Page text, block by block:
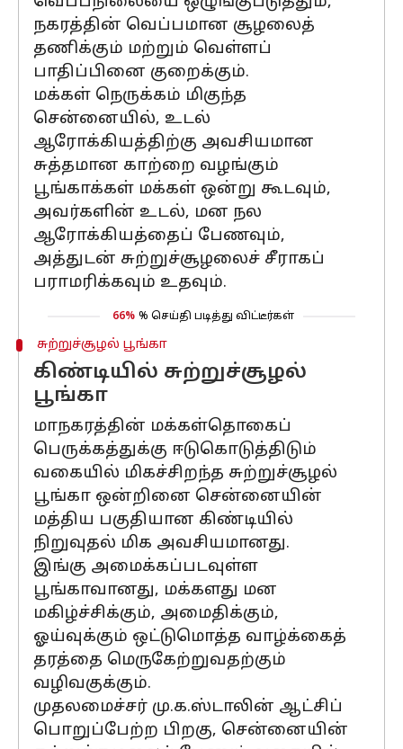
நகரத்தின் வெப்பமான சூழலைத்
தணிக்கும் மற்றும் வெள்ளப்
பாதிப்பினை குறைக்கும்.
மக்கள் நெருக்கம் மிகுந்த
சென்னையில், உடல்
ஆரோக்கியத்திற்கு அவசியமான
சுத்தமான காற்றை வழங்கும்
பூங்காக்கள் மக்கள் ஒன்று கூடவும்,
அவர்களின் உடல், மன நல
ஆரோக்கியத்தைப் பேணவும்,
அத்துடன் சுற்றுச்சூழலைச் சீராகப்
பராமரிக்கவும் உதவும்.
66% % செய்தி படித்து விட்டீர்கள்
சுற்றுச்சூழல் பூங்கா
கிண்டியில் சுற்றுச்சூழல்
பூங்கா
மாநகரத்தின் மக்கள்தொகைப்
பெருக்கத்துக்கு ஈடுகொடுத்திடும்
வகையில் மிகச்சிறந்த சுற்றுச்சூழல்
பூங்கா ஒன்றினை சென்னையின்
மத்திய பகுதியான கிண்டியில்
நிறுவுதல் மிக அவசியமானது.
இங்கு அமைக்கப்படவுள்ள
பூங்காவானது, மக்களது மன
மகிழ்ச்சிக்கும், அமைதிக்கும்,
ஓய்வுக்கும் ஒட்டுமொத்த வாழ்க்கைத்
தரத்தை மெருகேற்றுவதற்கும்
வழிவகுக்கும்.
முதலமைச்சர் மு.க.ஸ்டாலின் ஆட்சிப்
பொறுப்பேற்ற பிறகு, சென்னையின்